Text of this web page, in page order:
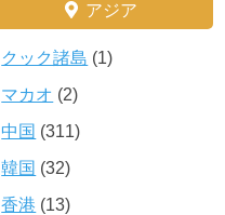
アジア
クック諸島 (1)
マカオ (2)
中国 (311)
韓国 (32)
香港 (13)